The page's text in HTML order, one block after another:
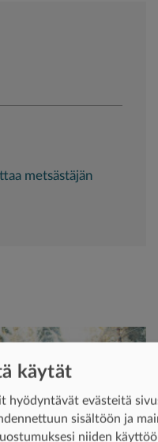
metsästäjän
käytät
hyödyntävät evästeitä
sisältöön ja
niiden